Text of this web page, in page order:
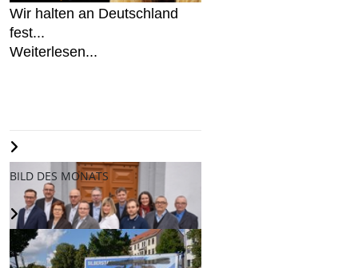
Wir halten an Deutschland
fest...
Weiterlesen...
BILD DES MONATS